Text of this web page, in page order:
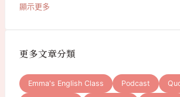
顯示更多
更多文章分類
Emma's English Class Podcast